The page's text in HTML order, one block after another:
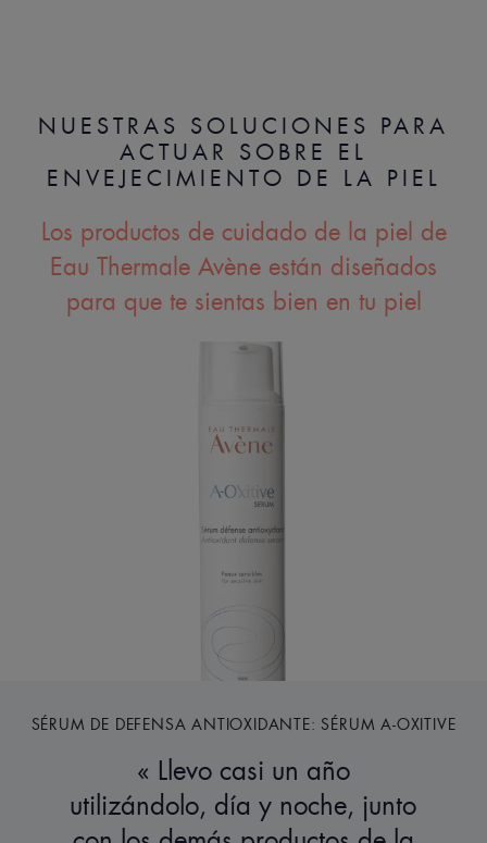
NUESTRAS SOLUCIONES PARA
ACTUAR SOBRE EL
ENVEJECIMIENTO DE LA PIEL
Los productos de cuidado de la piel de
Eau Thermale Avène están diseñados
para que te sientas bien en tu piel
SÉRUM DE DEFENSA ANTIOXIDANTE: SÉRUM A-OXITIVE
Llevo casi un año
utilizándolo, día y noche, junto